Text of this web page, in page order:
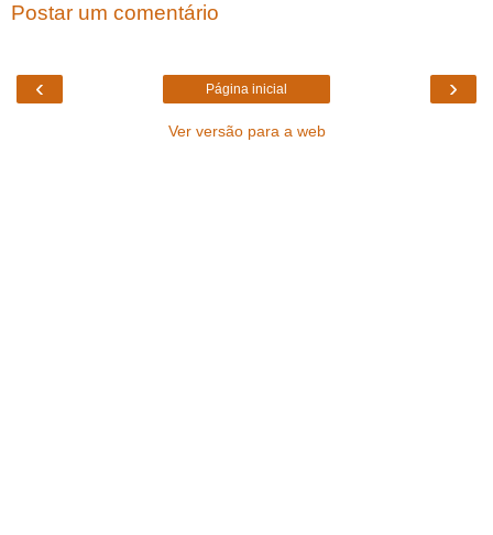
Postar um comentário
‹ ›
Página inicial
Ver versão para a web